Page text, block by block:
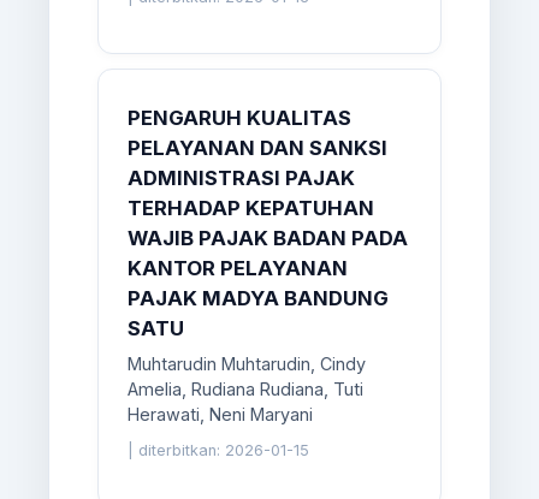
PENGARUH KUALITAS
PELAYANAN DAN SANKSI
ADMINISTRASI PAJAK
TERHADAP KEPATUHAN
WAJIB PAJAK BADAN PADA
KANTOR PELAYANAN
PAJAK MADYA BANDUNG
SATU
Muhtarudin Muhtarudin, Cindy
Amelia, Rudiana Rudiana, Tuti
Herawati, Neni Maryani
diterbitkan: 2026-01-15